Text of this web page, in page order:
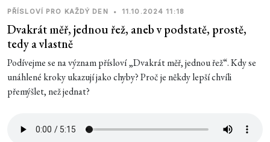
PŘÍSLOVÍ PRO KAŽDÝ DEN • 11.10.2024 11:18
Dvakrát měř, jednou řež, aneb v podstatě, prostě,
tedy a vlastně
Podívejme se na význam přísloví „Dvakrát měř, jednou řež“. Kdy se
unáhlené kroky ukazují jako chyby? Proč je někdy lepší chvíli
přemýšlet, než jednat?